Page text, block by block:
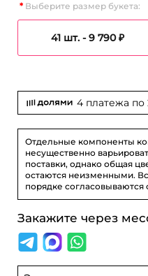
Выберите размер букета:
41 шт. -9 790 ₽
4 платежа по
Отдельные компоненты
несущественно
поставки, однако общая
остаются неизменными.
порядке согласовываются
Закажите через